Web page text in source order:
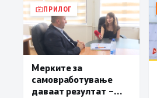
ПРИЛОГ
Мерките за
самовработување
даваат резултат –